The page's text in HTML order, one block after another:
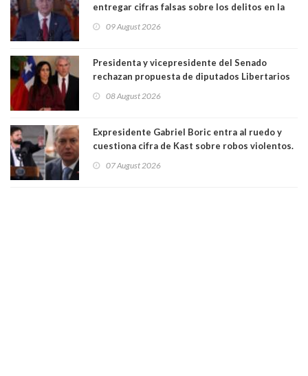
entregar cifras falsas sobre los delitos en la
09 August 2026
Presidenta y vicepresidente del Senado
rechazan propuesta de diputados Libertarios
"Constituye un camino equivocado"
08 August 2026
Expresidente Gabriel Boric entra al ruedo y
cuestiona cifra de Kast sobre robos violentos.
07 August 2026